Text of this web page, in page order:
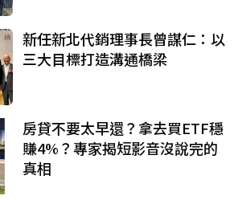
新任新北代銷理事長曾謀仁：以
三大目標打造溝通橋梁
房貸不要太早還？拿去買ETF穩
賺4%？專家揭短影音沒說完的
真相